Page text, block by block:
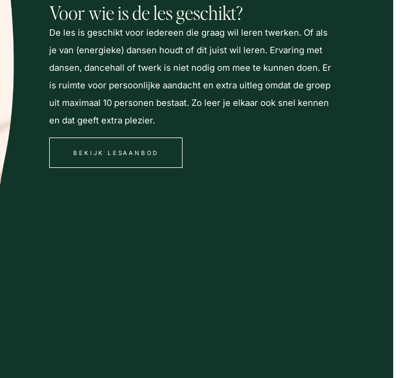
Voor wie is de les geschikt?
De les is geschikt voor iedereen die graag wil leren twerken. Of als
je van (energieke) dansen houdt of dit juist wil leren. Ervaring met
dansen, dancehall of twerk is niet nodig om mee te kunnen doen. Er
is ruimte voor persoonlijke aandacht en extra uitleg omdat de groep
uit maximaal 10 personen bestaat. Zo leer je elkaar ook snel kennen
en dat geeft extra plezier.
BEKIJK LESAANBOD